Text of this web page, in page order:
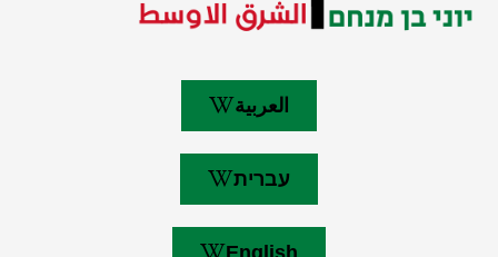
العربية
עברית
English